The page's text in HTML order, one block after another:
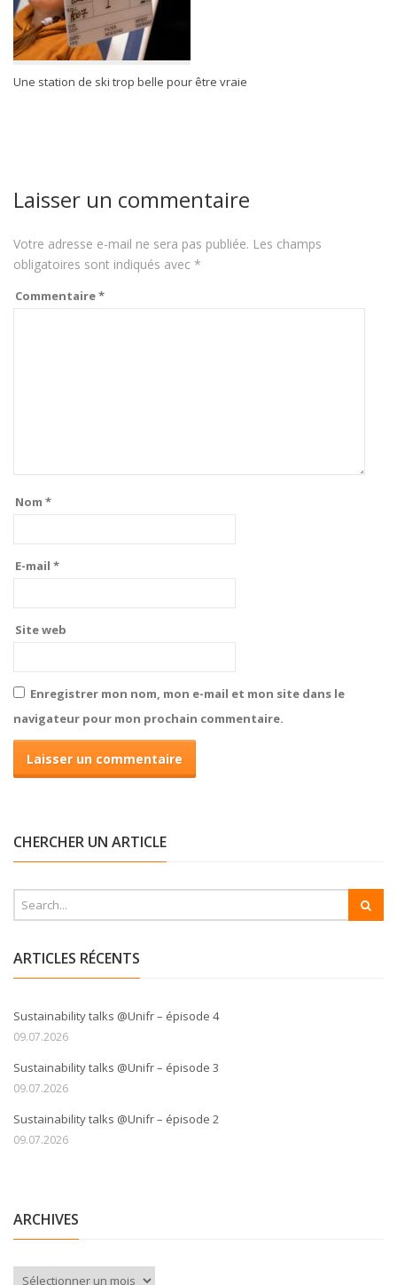
Une station de ski trop belle pour être vraie
Laisser un commentaire
Votre adresse e-mail ne sera pas publiée. Les champs
obligatoires sont indiqués avec *
Commentaire*
Nom *
E-mail *
Site web
Enregistrer mon nom, mon e-mail et mon site dans le
navigateur pour mon prochain commentaire.
CHERCHER UN ARTICLE
ARTICLES RÉCENTS
Sustainability talks @Unifr – épisode 4
09.07.2026
Sustainability talks @Unifr – épisode 3
09.07.2026
Sustainability talks @Unifr – épisode 2
09.07.2026
ARCHIVES
Archives